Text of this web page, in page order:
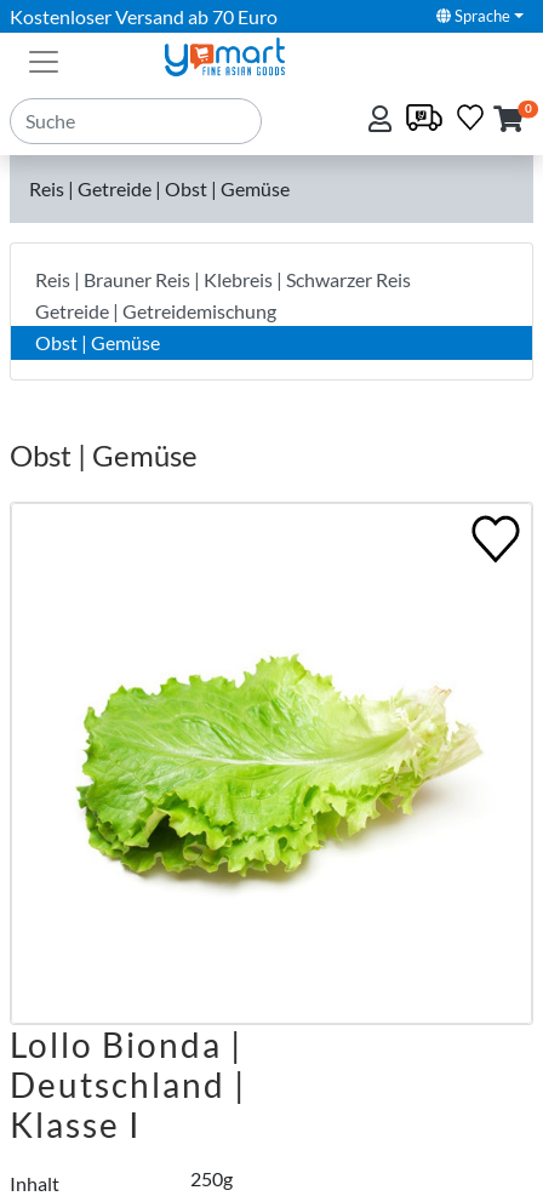
Kostenloser Versand ab 70 Euro Sprache
0
Reis | Getreide | Obst | Gemüse
Reis | Brauner Reis | Klebreis | Schwarzer Reis
Getreide | Getreidemischung
Obst | Gemüse
Obst | Gemüse
Lollo Bionda |
Deutschland |
Klasse I
Inhalt 250g